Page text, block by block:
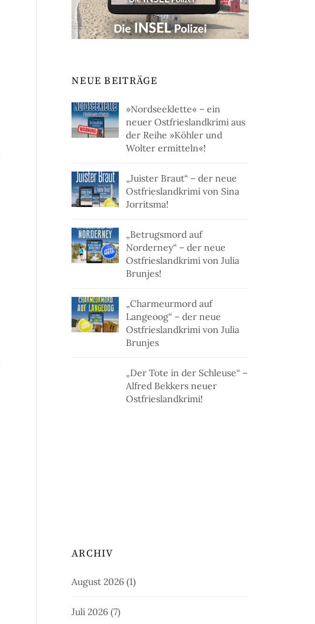
NEUE BEITRÄGE
»Nordseeklette« – ein
neuer Ostfrieslandkrimi aus
der Reihe »Köhler und
Wolter ermitteln«!
„Juister Braut“ – der neue
Ostfrieslandkrimi von Sina
Jorritsma!
„Betrugsmord auf
Norderney“ – der neue
Ostfrieslandkrimi von Julia
Brunjes!
„Charmeurmord auf
Langeoog“ – der neue
Ostfrieslandkrimi von Julia
Brunjes
„Der Tote in der Schleuse“ –
Alfred Bekkers neuer
Ostfrieslandkrimi!
ARCHIV
August 2026 (1)
Juli 2026 (7)